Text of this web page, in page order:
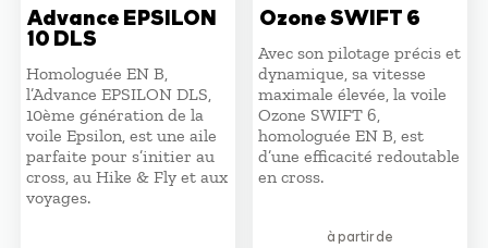
Advance EPSILON
10 DLS
Homologuée EN B,
l’Advance EPSILON DLS,
10ème génération de la
voile Epsilon, est une aile
parfaite pour s’initier au
cross, au Hike & Fly et aux
voyages.
Ozone SWIFT 6
Avec son pilotage précis et
dynamique, sa vitesse
maximale élevée, la voile
Ozone SWIFT 6,
homologuée EN B, est
d’une efficacité redoutable
en cross.
à partir de